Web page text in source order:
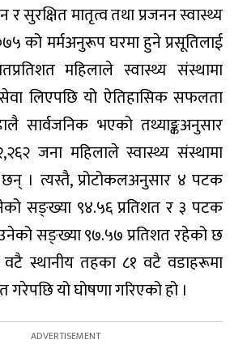
सुरक्षित मातृत्व तथा प्रजनन स्वास्थ्य
को मर्मअनुरूप घरमा हुने प्रसूतिलाई
महिलाले स्वास्थ्य संस्थामा
सेवा लिएपछि यो ऐतिहासिक सफलता
सार्वजनिक भएको तथ्याङ्कअनुसार
जना महिलाले स्वास्थ्य संस्थामा
छन् । त्यस्तै, प्रोटोकलअनुसार ४ पटक
सङ्ख्या ९४.५६ प्रतिशत र ३ पटक
सङ्ख्या ९७.५७ प्रतिशत रहेको छ
वटै स्थानीय तहका ८१ वटै वडाहरूमा
गरेपछि यो घोषणा गरिएको हो ।